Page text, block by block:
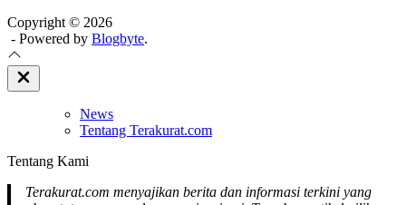
Copyright © 2026
- Powered by Blogbyte.
Close
Off
News
Tentang Terakurat.com
Tentang Kami
Terakurat.com menyajikan berita dan informasi terkini yang